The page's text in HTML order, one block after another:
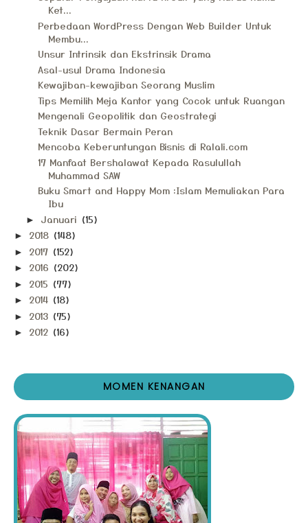
Ket...
Perbedaan WordPress Dengan Web Builder Untuk
Membu...
Unsur Intrinsik dan Ekstrinsik Drama
Asal-usul Drama Indonesia
Kewajiban-kewajiban Seorang Muslim
Tips Memilih Meja Kantor yang Cocok untuk Ruangan
Mengenali Geopolitik dan Geostrategi
Teknik Dasar Bermain Peran
Mencoba Keberuntungan Bisnis di Ralali.com
17 Manfaat Bershalawat Kepada Rasulullah
Muhammad SAW
Buku Smart and Happy Mom :Islam Memuliakan Para
Ibu
► Januari (15)
► 2018 (148)
► 2017 (152)
► 2016 (202)
► 2015 (77)
► 2014 (18)
► 2013 (75)
► 2012 (16)
MOMEN KENANGAN